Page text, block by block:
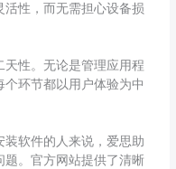
性，而无需担心设备损
性。无论是管理应用程
环节都以用户体验为中
软件的人来说，爱思助
。官方网站提供了清晰